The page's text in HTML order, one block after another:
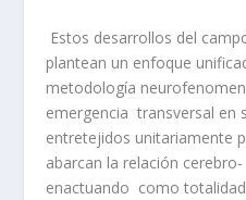
Estos desarrollos del
plantean un enfoque
metodología
emergencia transversal en
entretejidos unitariamente
abarcan la relación
enactuando como